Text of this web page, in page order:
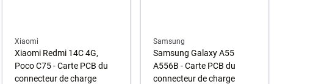
Xiaomi
Xiaomi Redmi 14C 4G,
Poco C75 - Carte PCB du
connecteur de charge
Samsung
Samsung Galaxy A55
A556B - Carte PCB du
connecteur de charge